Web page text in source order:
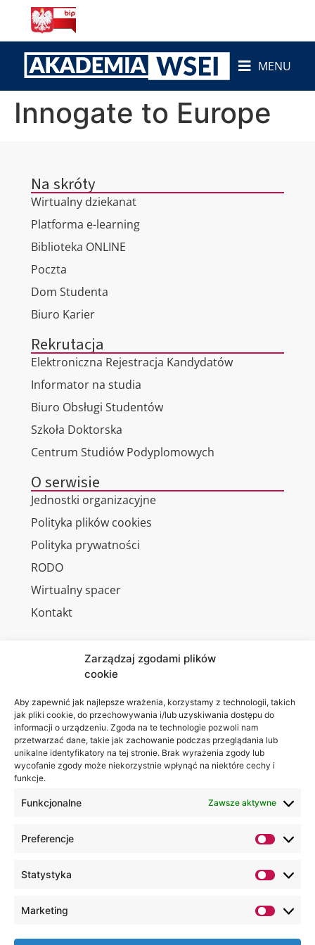
Zarządzaj zgodami plików
cookie
Aby zapewnić jak najlepsze wrażenia, korzystamy z technologii, takich
jak pliki cookie, do przechowywania i/lub uzyskiwania dostępu do
informacji o urządzeniu. Zgoda na te technologie pozwoli nam
przetwarzać dane, takie jak zachowanie podczas przeglądania lub
unikalne identyfikatory na tej stronie. Brak wyrażenia zgody lub
wycofanie zgody może niekorzystnie wpłynąć na niektóre cechy i
funkcje.
Funkcjonalne Zawsze aktywne
Preferencje
Statystyka
Marketing
MENU
Innogate to Europe
Na skróty
Wirtualny dziekanat
Platforma e-learning
Biblioteka ONLINE
Poczta
Dom Studenta
Biuro Karier
Rekrutacja
Elektroniczna Rejestracja Kandydatów
Informator na studia
Biuro Obsługi Studentów
Szkoła Doktorska
Centrum Studiów Podyplomowych
O serwisie
Jednostki organizacyjne
Polityka plików cookies
Polityka prywatności
RODO
Wirtualny spacer
Kontakt
Akademia
WSEI
ul.
Projektowa
4